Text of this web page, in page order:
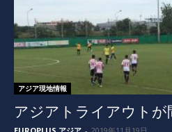
アジア現地情報
アジアトライアウトが